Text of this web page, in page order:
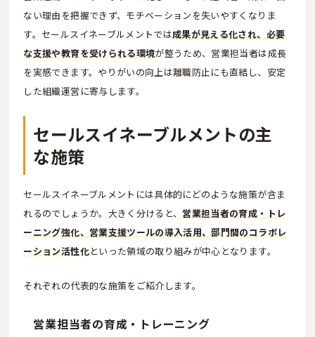
ない理由を把握できず、モチベーションを失いやすくなりま
す。セールスイネーブルメントでは成果が見える化され、必要
な支援や教育を受けられる環境が整うため、営業担当者は成長
を実感できます。やりがいの向上は離職防止にも直結し、安定
した組織運営に寄与します。
セールスイネーブルメントの主
な施策
セールスイネーブルメントには具体的にどのような施策が含ま
れるのでしょうか。大きく分けると、 営業担当者の育成・トレ
ーニング強化、営業支援ツールの導入活用、部門間のコラボレ
ーション活性化といった領域の取り組みが中心となります。
それぞれの代表的な施策をご紹介します。
営業担当者の育成・トレーニング